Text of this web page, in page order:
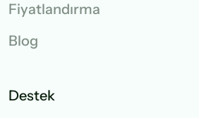
Fiyatlandırma
Blog
Destek